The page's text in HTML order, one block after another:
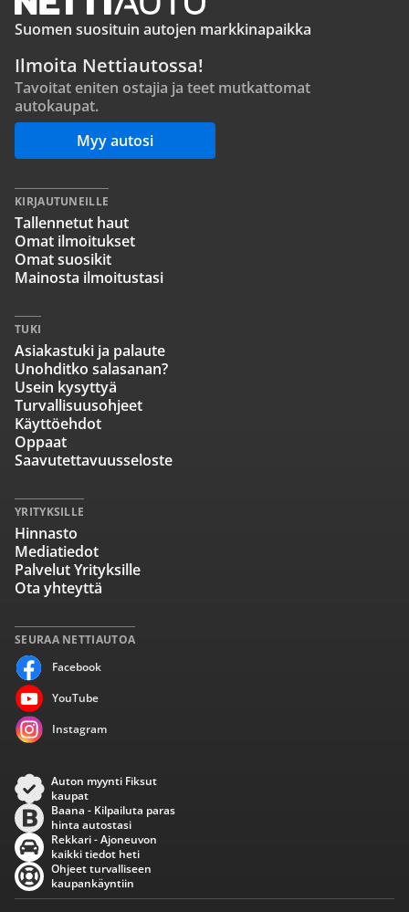
Suomen suosituin autojen markkinapaikka
Ilmoita Nettiautossa!
Tavoitat eniten ostajia ja teet mutkattomat
autokaupat.
Myy autosi
SEURAA NETTIAUTOA
Facebook
YouTube
Instagram
KIRJAUTUNEILLE
Tallennetut haut
Omat ilmoitukset
Omat suosikit
Mainosta ilmoitustasi
TUKI
Asiakastuki ja palaute
Unohditko salasanan?
Usein kysyttyä
Turvallisuusohjeet
Käyttöehdot
Oppaat
Saavutettavuusseloste
YRITYKSILLE
Hinnasto
Mediatiedot
Palvelut Yrityksille
Ota yhteyttä
Auton myynti Fiksut
kaupat
Baana - Kilpailuta paras
hinta autostasi
Rekkari - Ajoneuvon
kaikki tiedot heti
Ohjeet turvalliseen
kaupankäyntiin